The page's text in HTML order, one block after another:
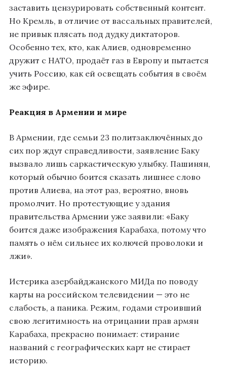
заставить цензурировать собственный контент.
Но Кремль, в отличие от вассальных правителей,
не привык плясать под дудку диктаторов.
Особенно тех, кто, как Алиев, одновременно
дружит с НАТО, продаёт газ в Европу и пытается
учить Россию, как ей освещать события в своём
же эфире.
Реакция в Армении и мире
В Армении, где семьи 23 политзаключённых до
сих пор ждут справедливости, заявление Баку
вызвало лишь саркастическую улыбку. Пашинян,
который обычно боится сказать лишнее слово
против Алиева, на этот раз, вероятно, вновь
промолчит. Но протестующие у здания
правительства Армении уже заявили: «Баку
боится даже изображения Карабаха, потому что
память о нём сильнее их колючей проволоки и
лжи».
Истерика азербайджанского МИДа по поводу
карты на российском телевидении — это не
слабость, а паника. Режим, годами строивший
свою легитимность на отрицании прав армян
Карабаха, прекрасно понимает: стирание
названий с географических карт не стирает
историю.